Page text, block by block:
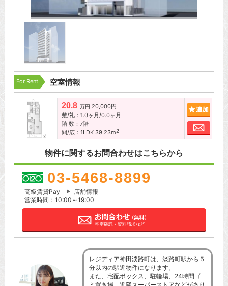
For Rent 空室情報
20.8 万円 20,000円
敷/礼：1.0ヶ月/0.0ヶ月
階 数：7階
間/広：1LDK 39.23m2
お問
物件に関するお問合わせはこちらから
03-5468-8899
高級賃貸Pay
店舗情報
営業時間：10:00～19:00
レジディア神田淡路町は、淡路町駅から５
分以内の駅近物件になります。
また、宅配ボックス、駐輪場、24時間ゴ